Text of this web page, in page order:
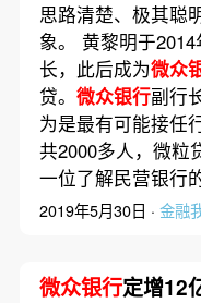
思路清楚、极其聪
象。 黄黎明于
长，此后成为微众
贷。 微众银行副行
为是最有可能接任
共2000多人，微粒
一位了解民营银
2019年5月30日 · 金融
微众银行定增12